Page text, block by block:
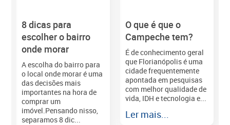
8 dicas para
escolher o bairro
onde morar
A escolha do bairro para
o local onde morar é uma
das decisões mais
importantes na hora de
comprar um
imóvel.Pensando nisso,
separamos 8 dic...
O que é que o
Campeche tem?
É de conhecimento geral
que Florianópolis é uma
cidade frequentemente
apontada em pesquisas
com melhor qualidade de
vida, IDH e tecnologia e...
Ler mais...